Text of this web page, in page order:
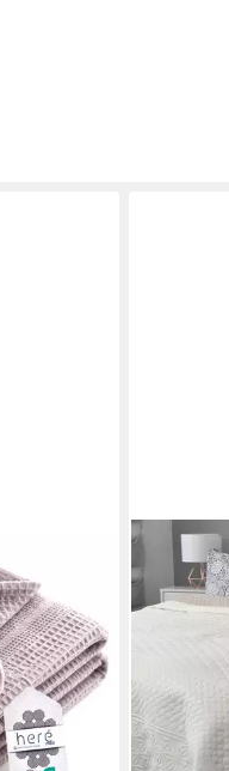
HOMELEVEL
Ecru/
lieferbar -